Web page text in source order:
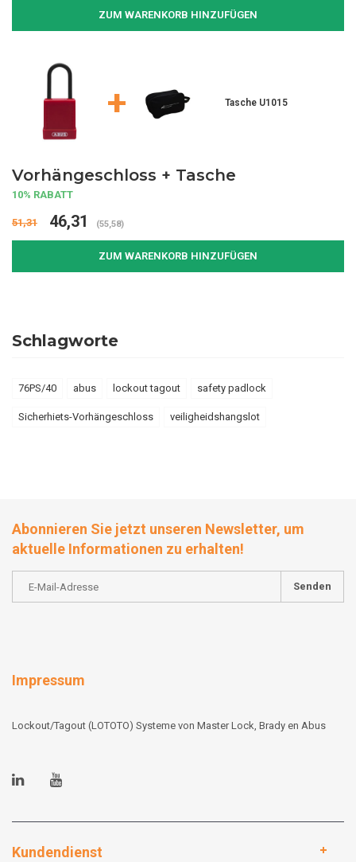
ZUM WARENKORB HINZUFÜGEN
+ Tasche U1015
Vorhängeschloss + Tasche
10% RABATT
51,31 46,31 (55,58)
ZUM WARENKORB HINZUFÜGEN
Schlagworte
76PS/40 abus lockout tagout safety padlock
Sicherhiets-Vorhängeschloss veiligheidshangslot
Abonnieren Sie jetzt unseren Newsletter, um
aktuelle Informationen zu erhalten!
Senden
Impressum
Lockout/Tagout (LOTOTO) Systeme von Master Lock, Brady en Abus
Kundendienst